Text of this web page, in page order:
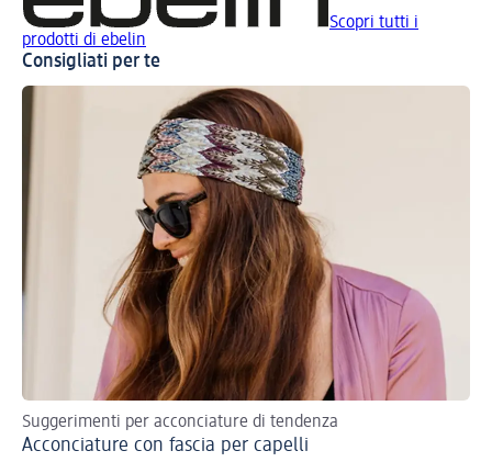
Scopri tutti i
prodotti di ebelin
Consigliati per te
Suggerimenti per acconciature di tendenza
Acconciature con fascia per capelli